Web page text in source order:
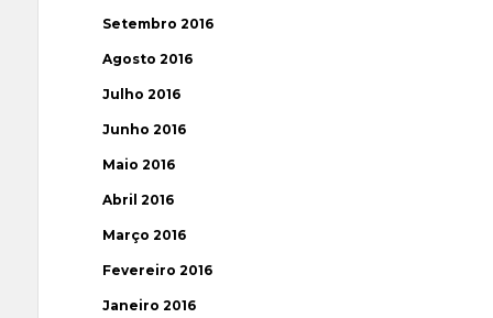
Setembro 2016
Agosto 2016
Julho 2016
Junho 2016
Maio 2016
Abril 2016
Março 2016
Fevereiro 2016
Janeiro 2016